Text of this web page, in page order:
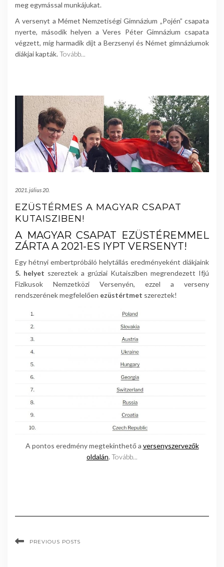
meg egymással munkájukat.
A versenyt a Mémet Nemzetiségi Gimnázium „Pojén” csapata
nyerte, második helyen a Veres Péter Gimnázium csapata
végzett, míg harmadik díjt a Berzsenyi és Német gimnáziumok
diákjai kapták.Tovább...
2021. július 20.
EZÜSTÉRMES A MAGYAR CSAPAT
KUTAISZIBEN!
A MAGYAR CSAPAT EZÜSTÉREMMEL
ZÁRTA A 2021-ES IYPT VERSENYT!
Egy hétnyi embertpróbáló helytállás eredményeként diákjaink
5. helyet szereztek a grúziai Kutaisziben megrendezett Ifjú
Fizikusok Nemzetközi Versenyén, ezzel a verseny
rendszerének megfelelően ezüstértmet szereztek!
A pontos eredmény megtekinthető a versenyszervezők
oldalán.Tovább...
PREVIOUS POSTS